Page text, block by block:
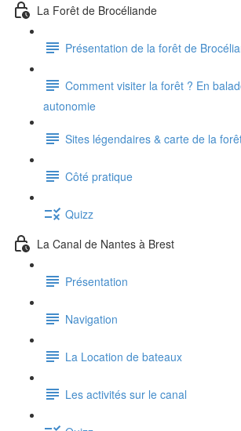
La Forêt de Brocéliande
Présentation de la forêt de
Comment visiter la forêt ? En
autonomie
Sites légendaires & carte de la
Côté pratique
Quizz
La Canal de Nantes à Brest
Présentation
Navigation
La Location de bateaux
Les activités sur le canal